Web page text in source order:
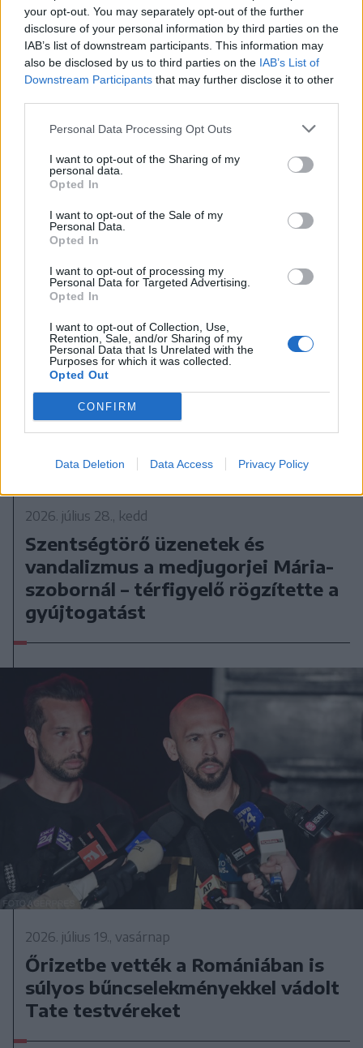
your opt-out. You may separately opt-out of the further
disclosure of your personal information by third parties on the
IAB’s list of downstream participants. This information may
also be disclosed by us to third parties on the IAB’s List of
Downstream Participants that may further disclose it to other
Personal Data Processing Opt Outs
I want to opt-out of the Sharing of my
personal data.
Opted In
I want to opt-out of the Sale of my
Personal Data.
Opted In
I want to opt-out of processing my
Personal Data for Targeted Advertising.
Opted In
I want to opt-out of Collection, Use,
Retention, Sale, and/or Sharing of my
Personal Data that Is Unrelated with the
Purposes for which it was collected.
Opted Out
CONFIRM
Data Deletion Data Access Privacy Policy
tízezer határsértő jutott be a
spanyol városba Marokkó felől
2026. július 28., kedd
Szentségtörő üzenetek és
vandalizmus a medjugorjei Mária-
szobornál – térfigyelő rögzítette a
gyújtogatást
2026. július 19., vasárnap
Őrizetbe vették a Romániában is
súlyos bűncselekményekkel vádolt
Tate testvéreket